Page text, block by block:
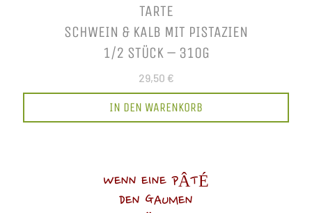
TARTE
SCHWEIN & KALB MIT PISTAZIEN
1/2 STÜCK – 310G
29,50 €
IN DEN WARENKORB
WENN EINE PÂTÉ
DEN GAUMEN